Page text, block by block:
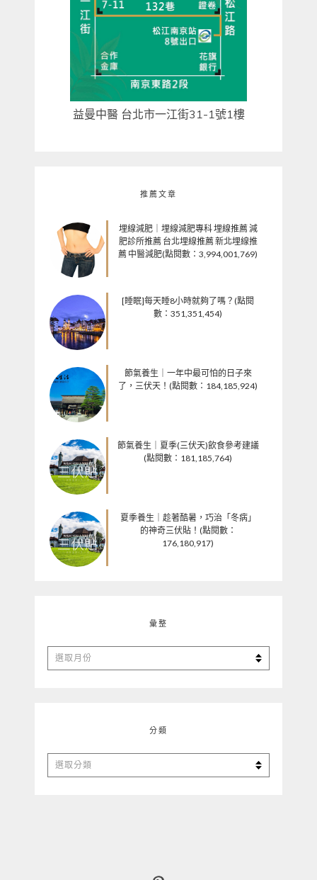
益曼中醫 台北市一江街31-1號1樓
推薦文章
埋線減肥｜埋線減肥專科 埋線推薦 減
肥診所推薦 台北埋線推薦 新北埋線推
薦 中醫減肥(點閱數：3,994,001,769)
[睡眠]每天睡8小時就夠了嗎？(點閱
數：351,351,454)
節氣養生｜一年中最可怕的日子來
了，三伏天！(點閱數：184,185,924)
節氣養生｜夏季(三伏天)飲食參考建議
(點閱數：181,185,764)
夏季養生｜趁著酷暑，巧治「冬病」
的神奇三伏貼！(點閱數：
176,180,917)
彙整
彙
整
分類
分
類